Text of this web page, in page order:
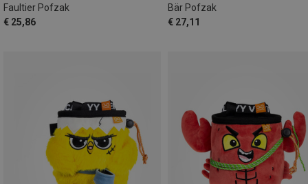
Faultier Pofzak
€ 25,86
Bär Pofzak
€ 27,11